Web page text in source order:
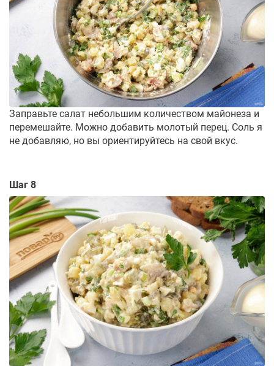
Заправьте салат небольшим количеством майонеза и
перемешайте. Можно добавить молотый перец. Соль я
не добавляю, но вы ориентируйтесь на свой вкус.
Шаг 8